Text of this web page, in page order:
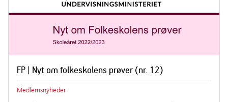
FP | Nyt om folkeskolens prøver (nr. 12)
Medlemsnyheder